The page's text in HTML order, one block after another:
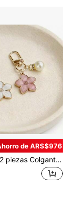
de ARS$976
2 piezas Colgante de flor y perla de moda, Adorno para bolso, Decoración interior de automóvil, Adorno para auriculares y teléfono, Pequeño regalo del Día de San Valentín, Regalo para amigos y novias, Regalo para madres, padres, graduación y maestros